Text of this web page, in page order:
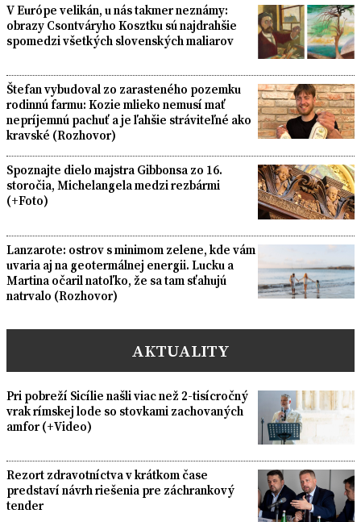
V Európe velikán, u nás takmer neznámy:
obrazy Csontváryho Kosztku sú najdrahšie
spomedzi všetkých slovenských maliarov
Štefan vybudoval zo zarasteného pozemku
rodinnú farmu: Kozie mlieko nemusí mať
nepríjemnú pachuť a je ľahšie stráviteľné ako
kravské (Rozhovor)
Spoznajte dielo majstra Gibbonsa zo 16.
storočia, Michelangela medzi rezbármi
(+Foto)
Lanzarote: ostrov s minimom zelene, kde vám
uvaria aj na geotermálnej energii. Lucku a
Martina očaril natoľko, že sa tam sťahujú
natrvalo (Rozhovor)
AKTUALITY
Pri pobreží Sicílie našli viac než 2-tisícročný
vrak rímskej lode so stovkami zachovaných
amfor (+Video)
Rezort zdravotníctva v krátkom čase
predstaví návrh riešenia pre záchrankový
tender